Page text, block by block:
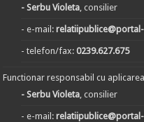
- Serbu Violeta, consilier
- e-mail:
- telefon/fax:0239.627.675
Functionar responsabil cu
- Serbu Violeta, consilier
- e-mail: